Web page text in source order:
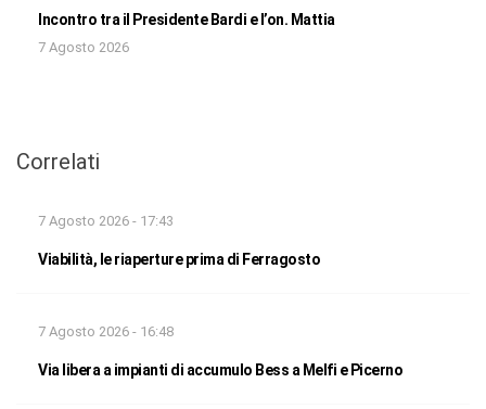
Incontro tra il Presidente Bardi e l’on. Mattia
7 Agosto 2026
Correlati
7 Agosto 2026 - 17:43
Viabilità, le riaperture prima di Ferragosto
7 Agosto 2026 - 16:48
Via libera a impianti di accumulo Bess a Melfi e Picerno